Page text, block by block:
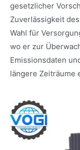
gesetzlicher
Zuverlässigkeit
Wahl für
wo er zur
Emissionsdaten
längere Zeiträume